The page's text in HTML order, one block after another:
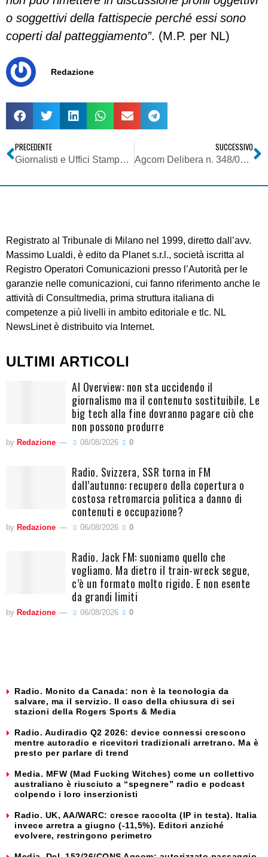
o soggettivi della fattispecie perché essi sono
coperti dal patteggiamento”. (M.P. per NL)
Redazione
PRECEDENTE
Giornalisti e Uffici Stampa della P.A. Conta il curriculum
SUCCESSIVO
Agcom Delibera n. 348/08/CONS
Registrato al Tribunale di Milano nel 1999, diretto dall’avv.
Massimo Lualdi, è edito da Planet s.r.l., società iscritta al
Registro Operatori Comunicazioni presso l’Autorità per le
garanzie nelle comunicazioni, cui fanno riferimento anche le
attività di Consultmedia, prima struttura italiana di
competenze a più livelli in ambito editoriale e tlc. NL
NewsLinet è distribuito via Internet.
ULTIMI ARTICOLI
AI Overview: non sta uccidendo il
giornalismo ma il contenuto sostituibile. Le
big tech alla fine dovranno pagare ciò che
non possono produrre
by Redazione 08/08/2026 0
Radio. Svizzera, SSR torna in FM
dall’autunno: recupero della copertura o
costosa retromarcia politica a danno di
contenuti e occupazione?
by Redazione 06/08/2026 0
Radio. Jack FM: suoniamo quello che
vogliamo. Ma dietro il train-wreck segue,
c’è un formato molto rigido. E non esente
da grandi limiti
by Redazione 06/08/2026 0
Radio. Monito da Canada: non è la tecnologia da
salvare, ma il servizio. Il caso della chiusura di sei
stazioni della Rogers Sports & Media
Radio. Audiradio Q2 2026: device connessi crescono
mentre autoradio e ricevitori tradizionali arretrano. Ma è
presto per parlare di trend
Media. MFW (Mad Fucking Witches) come un collettivo
australiano è riusciuto a “spegnere” radio e podcast
colpendo i loro inserzionisti
Radio. UK, AA/WARC: cresce raccolta (IP in testa). Italia
invece arretra a giugno (-11,5%). Editori anziché
evolvere, restringono perimetro